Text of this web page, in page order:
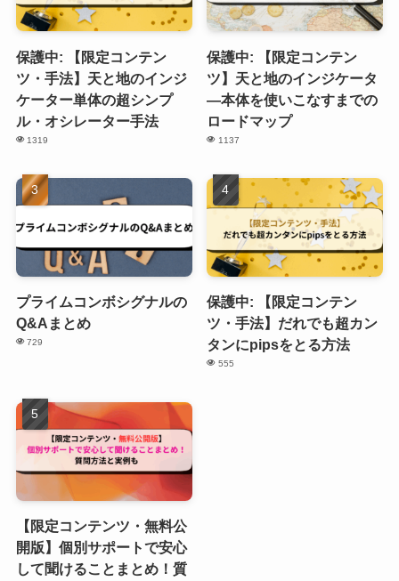
保護中: 【限定コンテン
ツ・手法】天と地のインジ
ケーター単体の超シンプ
ル・オシレーター手法
1319
保護中: 【限定コンテン
ツ】天と地のインジケータ
―本体を使いこなすまでの
ロードマップ
1137
プライムコンボシグナルの
Q&Aまとめ
729
保護中: 【限定コンテン
ツ・手法】だれでも超カン
タンにpipsをとる方法
555
【限定コンテンツ・無料公
開版】個別サポートで安心
して聞けることまとめ！質